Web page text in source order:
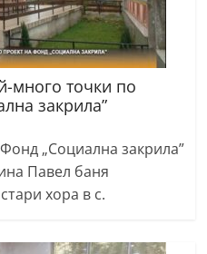
много точки по
закрила”
„Социална закрила”
Павел баня
хора в с.